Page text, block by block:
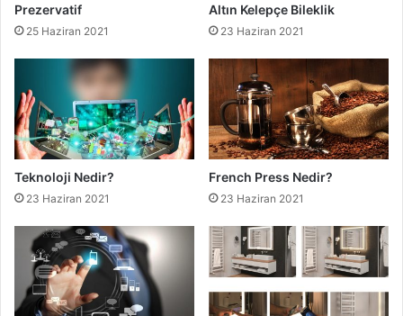
Prezervatif
25 Haziran 2021
Altın Kelepçe Bileklik
23 Haziran 2021
Teknoloji Nedir?
23 Haziran 2021
French Press Nedir?
23 Haziran 2021